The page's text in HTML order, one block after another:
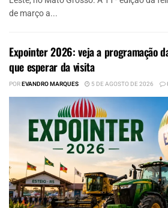
de março a...
Expointer 2026: veja a programação
que esperar da visita
POREVANDRO MARQUES 5 DE AGOSTO DE 2026